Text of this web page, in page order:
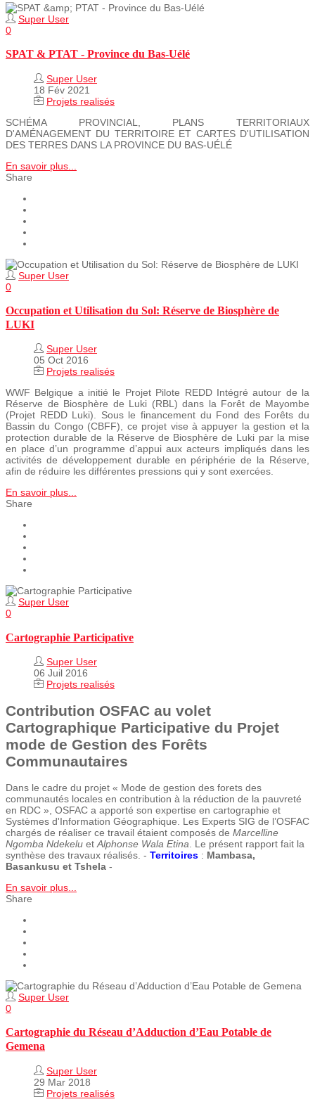
Super User
0
SPAT & PTAT - Province du Bas-Uélé
Super User
18 Fév 2021
Projets realisés
SCHÉMA PROVINCIAL, PLANS TERRITORIAUX
D'AMÉNAGEMENT DU TERRITOIRE ET CARTES D'UTILISATION
DES TERRES DANS LA PROVINCE DU BAS‐UÉLÉ
En savoir plus...
Share
Super User
0
Occupation et Utilisation du Sol: Réserve de Biosphère de
LUKI
Super User
05 Oct 2016
Projets realisés
WWF Belgique a initié le Projet Pilote REDD Intégré autour de la
Réserve de Biosphère de Luki (RBL) dans la Forêt de Mayombe
(Projet REDD Luki). Sous le financement du Fond des Forêts du
Bassin du Congo (CBFF), ce projet vise à appuyer la gestion et la
protection durable de la Réserve de Biosphère de Luki par la mise
en place d’un programme d’appui aux acteurs impliqués dans les
activités de développement durable en périphérie de la Réserve,
afin de réduire les différentes pressions qui y sont exercées.
En savoir plus...
Share
Super User
0
Cartographie Participative
Super User
06 Juil 2016
Projets realisés
Contribution OSFAC au volet
Cartographique Participative du Projet
mode de Gestion des Forêts
Communautaires
Dans le cadre du projet « Mode de gestion des forets des
communautés locales en contribution à la réduction de la pauvreté
en RDC », OSFAC a apporté son expertise en cartographie et
Systèmes d'Information Géographique. Les Experts SIG de l’OSFAC
chargés de réaliser ce travail étaient composés de Marcelline
Ngomba Ndekelu et Alphonse Wala Etina . Le présent rapport fait la
synthèse des travaux réalisés. - Territoires : Mambasa,
Basankusu et Tshela -
En savoir plus...
Share
Super User
0
Cartographie du Réseau d’Adduction d’Eau Potable de
Gemena
Super User
29 Mar 2018
Projets realisés